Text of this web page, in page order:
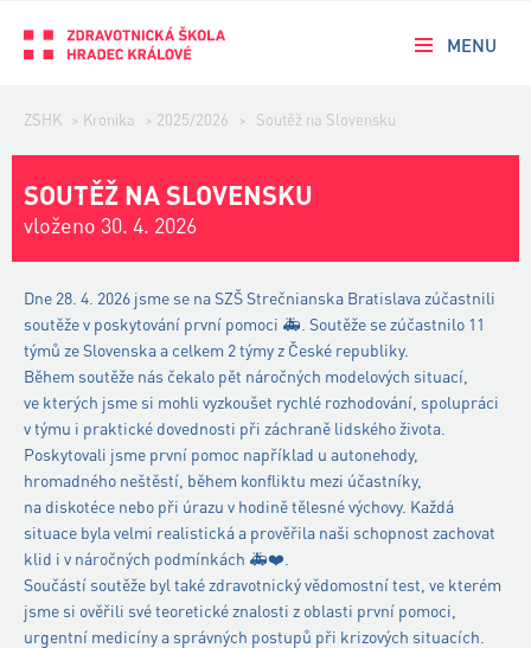
MENU
ZSHK > Kronika > 2025/2026 > Soutěž na Slovensku
SOUTĚŽ NA SLOVENSKU
vloženo 30. 4. 2026
Dne 28. 4. 2026 jsme se na SZŠ Strečnianska Bratislava zúčastnili
soutěže v poskytování první pomoci 🚑. Soutěže se zúčastnilo 11
týmů ze Slovenska a celkem 2 týmy z České republiky.
Během soutěže nás čekalo pět náročných modelových situací,
ve kterých jsme si mohli vyzkoušet rychlé rozhodování, spolupráci
v týmu i praktické dovednosti při záchraně lidského života.
Poskytovali jsme první pomoc například u autonehody,
hromadného neštěstí, během konfliktu mezi účastníky,
na diskotéce nebo při úrazu v hodině tělesné výchovy. Každá
situace byla velmi realistická a prověřila naši schopnost zachovat
klid i v náročných podmínkách 🚑❤️.
Součástí soutěže byl také zdravotnický vědomostní test, ve kterém
jsme si ověřili své teoretické znalosti z oblasti první pomoci,
urgentní medicíny a správných postupů při krizových situacích.